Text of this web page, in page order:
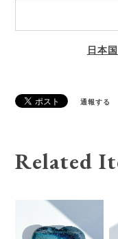
日本
通報する
Related